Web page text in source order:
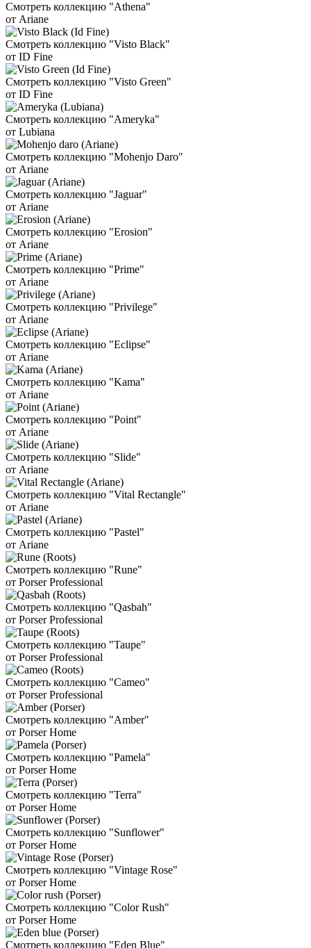
Смотреть коллекцию "Athena"
от Ariane
Смотреть коллекцию "Visto Black"
от ID Fine
Смотреть коллекцию "Visto Green"
от ID Fine
Смотреть коллекцию "Ameryka"
от Lubiana
Смотреть коллекцию "Mohenjo Daro"
от Ariane
Смотреть коллекцию "Jaguar"
от Ariane
Смотреть коллекцию "Erosion"
от Ariane
Смотреть коллекцию "Prime"
от Ariane
Смотреть коллекцию "Privilege"
от Ariane
Смотреть коллекцию "Eclipse"
от Ariane
Смотреть коллекцию "Kama"
от Ariane
Смотреть коллекцию "Point"
от Ariane
Смотреть коллекцию "Slide"
от Ariane
Смотреть коллекцию "Vital Rectangle"
от Ariane
Смотреть коллекцию "Pastel"
от Ariane
Смотреть коллекцию "Rune"
от Porser Professional
Смотреть коллекцию "Qasbah"
от Porser Professional
Смотреть коллекцию "Taupe"
от Porser Professional
Смотреть коллекцию "Cameo"
от Porser Professional
Смотреть коллекцию "Amber"
от Porser Home
Смотреть коллекцию "Pamela"
от Porser Home
Смотреть коллекцию "Terra"
от Porser Home
Смотреть коллекцию "Sunflower"
от Porser Home
Смотреть коллекцию "Vintage Rose"
от Porser Home
Смотреть коллекцию "Color Rush"
от Porser Home
Смотреть коллекцию "Eden Blue"